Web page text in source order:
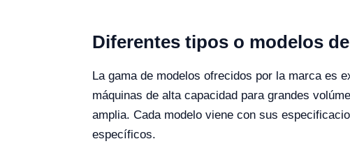
Diferentes tipos o modelos
La gama de modelos ofrecidos por la marca es
máquinas de alta capacidad para grandes
amplia. Cada modelo viene con sus
específicos.